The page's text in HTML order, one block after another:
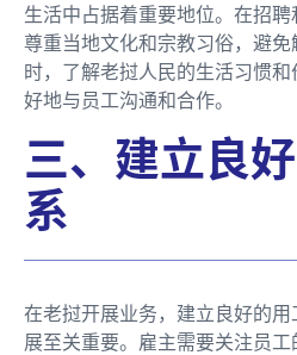
生活中占据着重要地位。在招
尊重当地文化和宗教习俗，避
时，了解老挝人民的生活习惯
好地与员工沟通和合作。
三、建立良
系
在老挝开展业务，建立良好的
展至关重要。雇主需要关注员